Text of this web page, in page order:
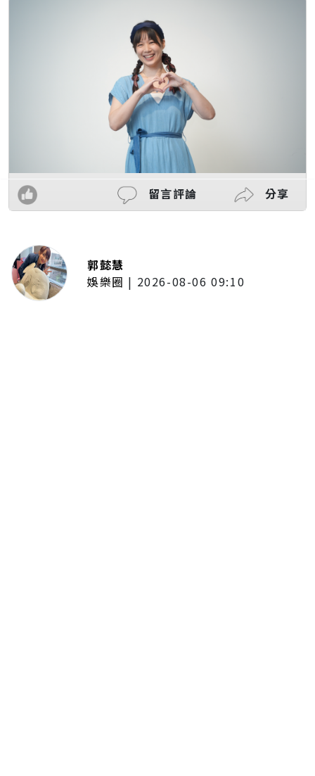
留言評論 分享
郭懿慧
娛樂圈 | 2026-08-06 09:10